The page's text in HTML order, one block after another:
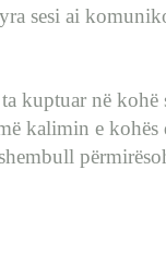
sesi ai
kuptuar në
kalimin e